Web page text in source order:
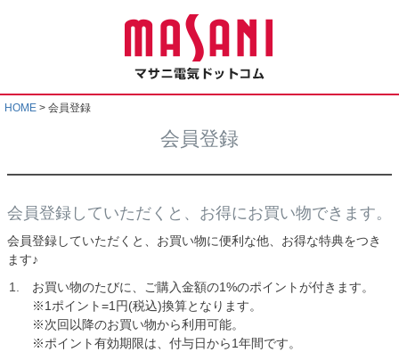
HOME 会員登録
会員登録
会員登録していただくと、お得にお買い物できます。
会員登録していただくと、お買い物に便利な他、お得な特典をつき
ます♪
お買い物のたびに、ご購入金額の1%のポイントが付きます。
※1ポイント=1円(税込)換算となります。
※次回以降のお買い物から利用可能。
※ポイント有効期限は、付与日から1年間です。